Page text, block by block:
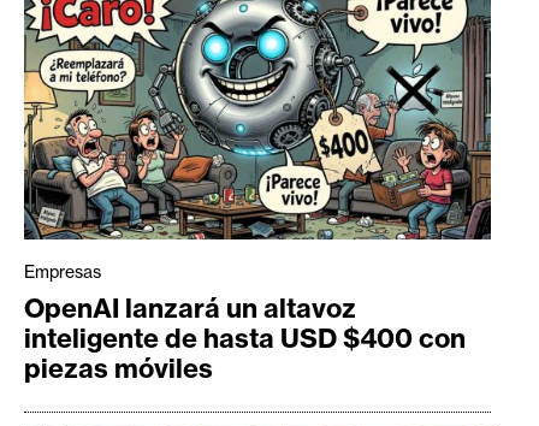
Empresas
OpenAI lanzará un altavoz
inteligente de hasta USD $400 con
piezas móviles